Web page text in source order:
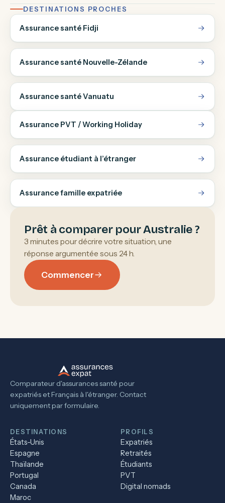
DESTINATIONS PROCHES
Assurance santé Fidji
Assurance santé Nouvelle-Zélande
Assurance santé Vanuatu
Assurance PVT / Working Holiday
Assurance étudiant à l’étranger
Assurance famille expatriée
Prêt à comparer pour Australie ?
3 minutes pour décrire votre situation, une
réponse argumentée sous 24 h.
Commencer
Comparateur d'assurances santé pour
expatriés et Français à l'étranger. Contact
uniquement par formulaire.
DESTINATIONS
États-Unis
Espagne
Thaïlande
Portugal
Canada
Maroc
PROFILS
Expatriés
Retraités
Étudiants
PVT
Digital nomads